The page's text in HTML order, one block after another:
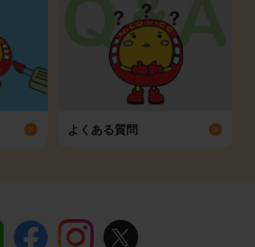
よくある質問